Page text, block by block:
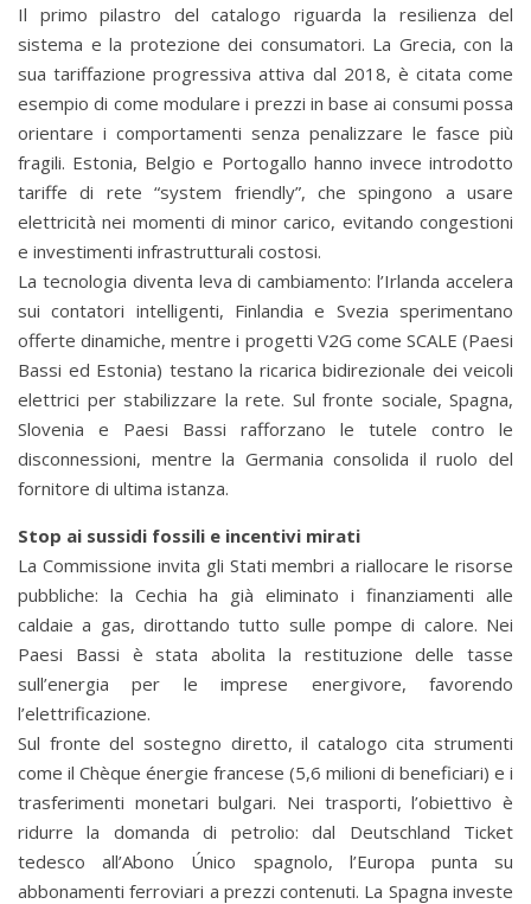
Il primo pilastro del catalogo riguarda la resilienza del
sistema e la protezione dei consumatori. La Grecia, con la
sua tariffazione progressiva attiva dal 2018, è citata come
esempio di come modulare i prezzi in base ai consumi possa
orientare i comportamenti senza penalizzare le fasce più
fragili. Estonia, Belgio e Portogallo hanno invece introdotto
tariffe di rete “system friendly”, che spingono a usare
elettricità nei momenti di minor carico, evitando congestioni
e investimenti infrastrutturali costosi.
La tecnologia diventa leva di cambiamento: l’Irlanda accelera
sui contatori intelligenti, Finlandia e Svezia sperimentano
offerte dinamiche, mentre i progetti V2G come SCALE (Paesi
Bassi ed Estonia) testano la ricarica bidirezionale dei veicoli
elettrici per stabilizzare la rete. Sul fronte sociale, Spagna,
Slovenia e Paesi Bassi rafforzano le tutele contro le
disconnessioni, mentre la Germania consolida il ruolo del
fornitore di ultima istanza.
Stop ai sussidi fossili e incentivi mirati
La Commissione invita gli Stati membri a riallocare le risorse
pubbliche: la Cechia ha già eliminato i finanziamenti alle
caldaie a gas, dirottando tutto sulle pompe di calore. Nei
Paesi Bassi è stata abolita la restituzione delle tasse
sull’energia per le imprese energivore, favorendo
l’elettrificazione.
Sul fronte del sostegno diretto, il catalogo cita strumenti
come il Chèque énergie francese (5,6 milioni di beneficiari) e i
trasferimenti monetari bulgari. Nei trasporti, l’obiettivo è
ridurre la domanda di petrolio: dal Deutschland Ticket
tedesco all’Abono Único spagnolo, l’Europa punta su
abbonamenti ferroviari a prezzi contenuti. La Spagna investe